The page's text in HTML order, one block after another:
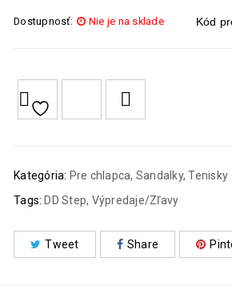
Dostupnosť: Nie je na sklade Kód
Kategória: Pre chlapca, Sandalky,Tenisky
Tags: DD Step, Výpredaje/Zľavy
Tweet Share